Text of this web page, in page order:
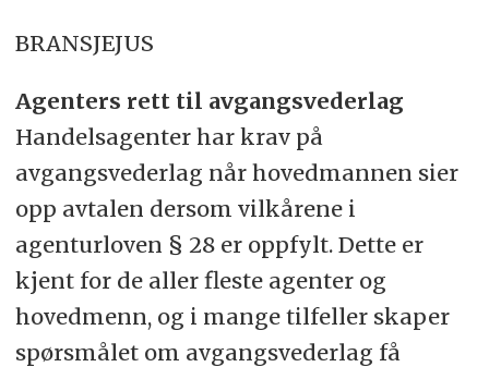
BRANSJEJUS
Agenters rett til avgangsvederlag
Handelsagenter har krav på
avgangsvederlag når hovedmannen sier
opp avtalen dersom vilkårene i
agenturloven § 28 er oppfylt. Dette er
kjent for de aller fleste agenter og
hovedmenn, og i mange tilfeller skaper
spørsmålet om avgangsvederlag få